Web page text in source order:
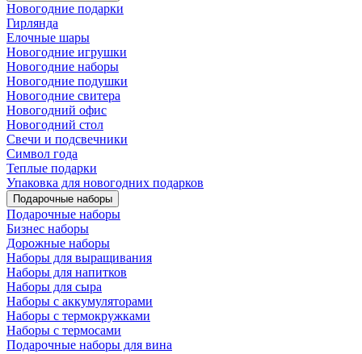
Новогодние подарки
Гирлянда
Елочные шары
Новогодние игрушки
Новогодние наборы
Новогодние подушки
Новогодние свитера
Новогодний офис
Новогодний стол
Свечи и подсвечники
Символ года
Теплые подарки
Упаковка для новогодних подарков
Подарочные наборы
Подарочные наборы
Бизнес наборы
Дорожные наборы
Наборы для выращивания
Наборы для напитков
Наборы для сыра
Наборы с аккумуляторами
Наборы с термокружками
Наборы с термосами
Подарочные наборы для вина